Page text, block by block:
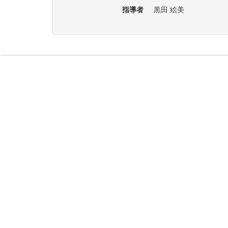
指導者
黒田 絵美